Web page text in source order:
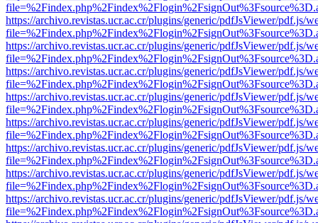
https://archivo.revistas.ucr.ac.cr/plugins/generic/pdfJsViewer/pdf.js/
https://archivo.revistas.ucr.ac.cr/plugins/generic/pdfJsViewer/pdf.js/
https://archivo.revistas.ucr.ac.cr/plugins/generic/pdfJsViewer/pdf.js/
https://archivo.revistas.ucr.ac.cr/plugins/generic/pdfJsViewer/pdf.js/
https://archivo.revistas.ucr.ac.cr/plugins/generic/pdfJsViewer/pdf.js/
https://archivo.revistas.ucr.ac.cr/plugins/generic/pdfJsViewer/pdf.js/
https://archivo.revistas.ucr.ac.cr/plugins/generic/pdfJsViewer/pdf.js/
https://archivo.revistas.ucr.ac.cr/plugins/generic/pdfJsViewer/pdf.js/